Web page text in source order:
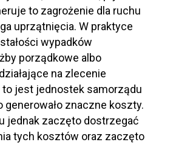
to zagrożenie dla ruchu
uprzątnięcia. W praktyce
wypadków
porządkowe albo
na zlecenie
jest jednostek samorządu
znaczne koszty.
jednak zaczęto dostrzegać
tych kosztów oraz zaczęto